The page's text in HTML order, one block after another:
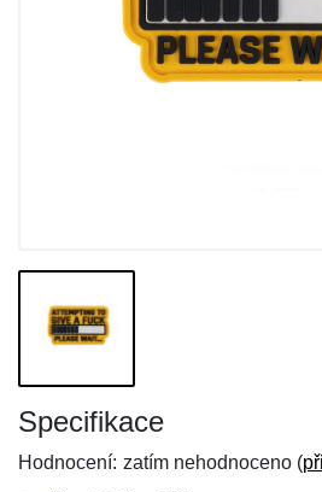
Specifikace
Hodnocení: zatím nehodnoceno (